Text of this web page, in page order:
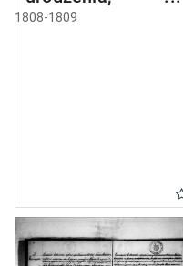
stosowanie do
tychże aktów niżej
podpisanego
zaczęta i
kontynuowana
1808-1809